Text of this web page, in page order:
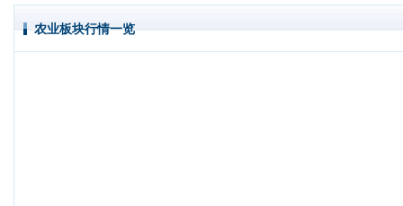
农业板块行情一览